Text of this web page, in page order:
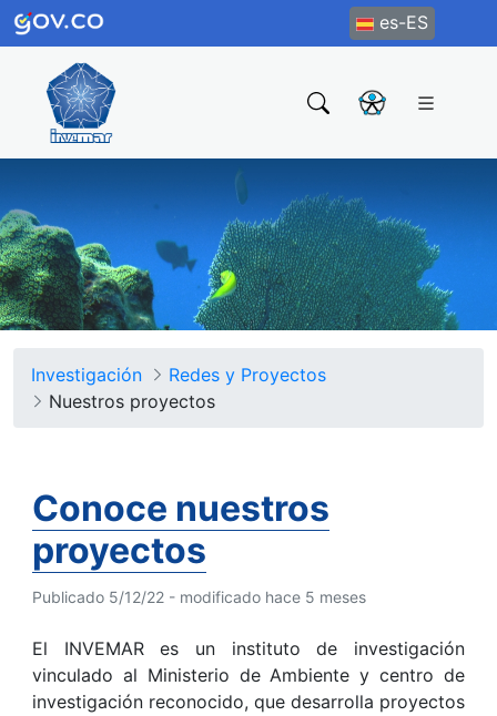
es-ES
Investigación
Redes y Proyectos
Nuestros proyectos
Conoce nuestros
proyectos
Publicado 5/12/22 - modificado hace 5 meses
El INVEMAR es un instituto de investigación
vinculado al Ministerio de Ambiente y centro de
investigación reconocido, que desarrolla proyectos